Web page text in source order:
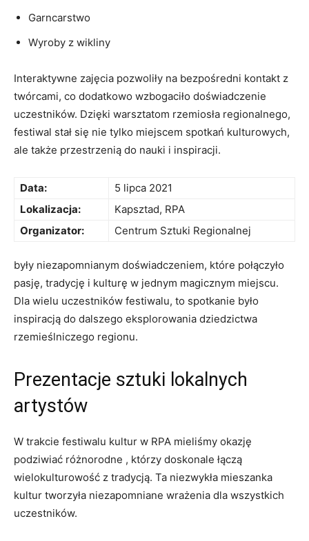
Garncarstwo
Wyroby z wikliny
Interaktywne zajęcia pozwoliły‌ na bezpośredni kontakt ‍z​
twórcami, co dodatkowo wzbogaciło ‍doświadczenie
uczestników. Dzięki warsztatom ⁣rzemiosła ⁤regionalnego,
festiwal ⁤stał się nie tylko⁣ miejscem ⁤spotkań kulturowych,
ale także przestrzenią do nauki i ‌inspiracji.
Data:
5‌ lipca 2021
Lokalizacja:
Kapsztad, RPA
Organizator:
Centrum Sztuki Regionalnej
⁢były ‌niezapomnianym⁣ doświadczeniem, które połączyło
⁣pasję, tradycję ⁤i ​kulturę‌ w jednym magicznym miejscu.
Dla wielu uczestników festiwalu, to ⁣spotkanie było
inspiracją do dalszego⁢ eksplorowania dziedzictwa
⁤rzemieślniczego regionu.
Prezentacje sztuki lokalnych
artystów
W trakcie festiwalu kultur w RPA mieliśmy⁤ okazję
⁤podziwiać różnorodne⁣ ,⁢ którzy doskonale łączą
wielokulturowość ⁢z tradycją. ‌Ta niezwykła mieszanka
kultur tworzyła niezapomniane wrażenia dla wszystkich
uczestników.